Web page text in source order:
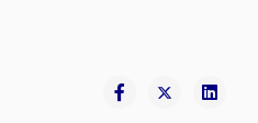
raspisivanju izbora za